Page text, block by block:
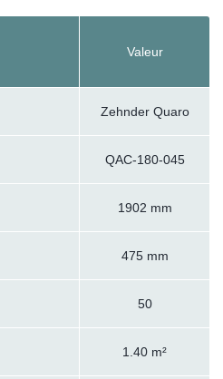
Valeur
Zehnder Quaro
QAC-180-045
1902 mm
475 mm
50
1.40 m²